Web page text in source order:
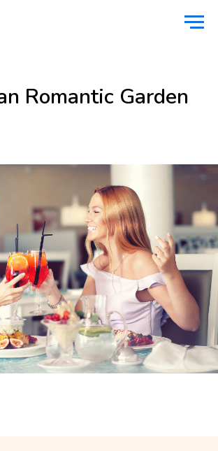
Romantic Garden